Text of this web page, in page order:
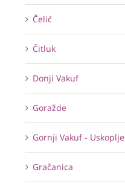
Čelić
Čitluk
Donji Vakuf
Goražde
Gornji Vakuf - Uskoplje
Gračanica